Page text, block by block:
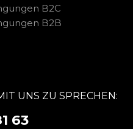
B2C
B2B
UNS ZU SPRECHEN:
63